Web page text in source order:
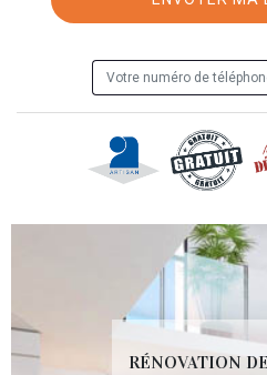
RÉNOVATION